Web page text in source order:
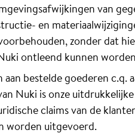
van
en
zonder dat
ontleend kunnen
bestelde goederen
Nuki is onze
claims van de
worden uitgevoerd.